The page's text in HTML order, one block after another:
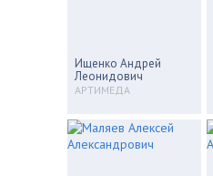
Ищенко Андрей
Леонидович
АРТИМЕДА